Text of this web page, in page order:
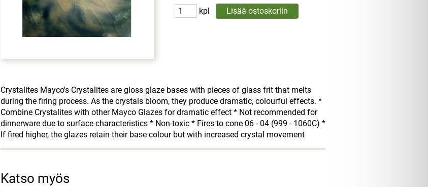
kpl
Crystalites Mayco's Crystalites are gloss glaze bases with pieces of glass frit that melts
during the firing process. As the crystals bloom, they produce dramatic, colourful effects. *
Combine Crystalites with other Mayco Glazes for dramatic effect * Not recommended for
dinnerware due to surface characteristics * Non-toxic * Fires to cone 06 - 04 (999 - 1060C) *
If fired higher, the glazes retain their base colour but with increased crystal movement
Katso myös